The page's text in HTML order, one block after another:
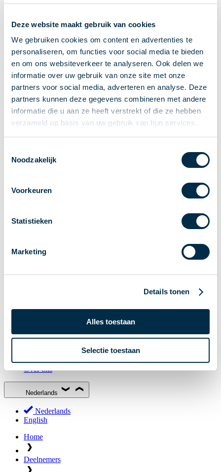
Deze website maakt gebruik van cookies
We gebruiken cookies om content en advertenties te
personaliseren, om functies voor social media te bieden
en om ons websiteverkeer te analyseren. Ook delen we
informatie over uw gebruik van onze site met onze
partners voor social media, adverteren en analyse. Deze
partners kunnen deze gegevens combineren met andere
informatie die u aan ze heeft verstrekt of die ze hebben
verzameld op basis van uw gebruik van hun services.
Noodzakelijk
Voorkeuren
Statistieken
Marketing
Details tonen
Alles toestaan
Selectie toestaan
Onderling betalen
Overboeken
Bijzondere rekeningen en diensten
Standaarden in het betalingsverkeer
Feiten & Cijfers
Actueel
Betaaljournaal
Roadmap
Vereniging
Partners en stakeholders
Deelnemers in het betalingsverkeer
Begrippenlijst
Over ons
Nederlands
Nederlands
English
Home
Deelnemers